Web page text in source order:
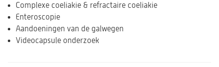
Complexe coeliakie & refractaire coeliakie
Enteroscopie
Aandoeningen van de galwegen
Videocapsule onderzoek